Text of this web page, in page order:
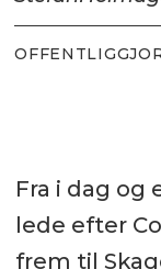
Fra i dag og
lede efter
frem til